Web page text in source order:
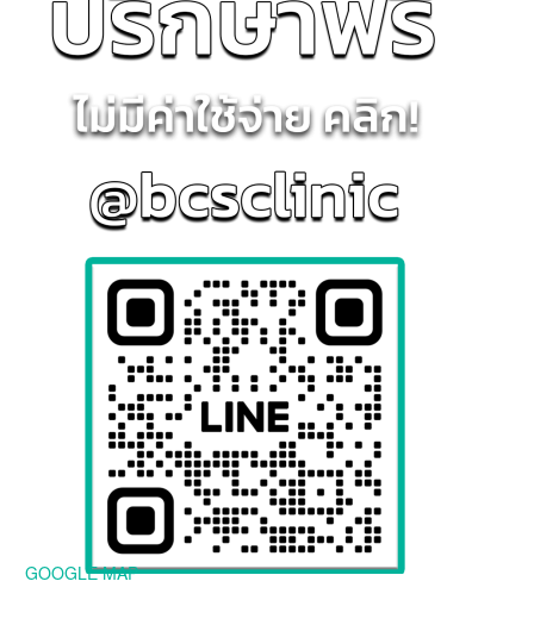
GOOGLE MAP